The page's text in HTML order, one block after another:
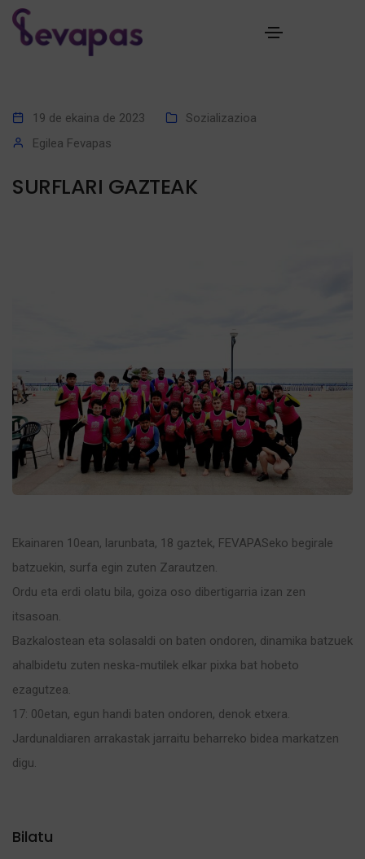
19 de ekaina de 2023
Sozializazioa
Egilea Fevapas
SURFLARI GAZTEAK
Ekainaren 10ean, larunbata, 18 gaztek, FEVAPASeko begirale
batzuekin, surfa egin zuten Zarautzen.
Ordu eta erdi olatu bila, goiza oso dibertigarria izan zen
itsasoan.
Bazkalostean eta solasaldi on baten ondoren, dinamika batzuek
ahalbidetu zuten neska-mutilek elkar pixka bat hobeto
ezagutzea.
17: 00etan, egun handi baten ondoren, denok etxera.
Jardunaldiaren arrakastak jarraitu beharreko bidea markatzen
digu.
Bilatu